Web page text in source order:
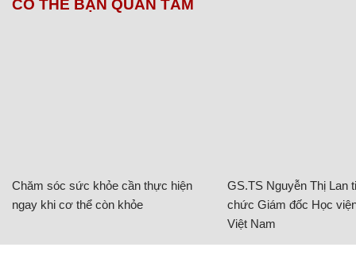
CÓ THỂ BẠN QUAN TÂM
Chăm sóc sức khỏe cần thực hiện
ngay khi cơ thể còn khỏe
GS.TS Nguyễn Thị Lan
chức Giám đốc Học
Việt Nam